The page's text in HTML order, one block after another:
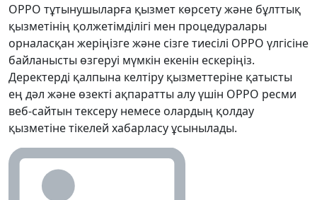
OPPO тұтынушыларға қызмет көрсету және бұлттық
қызметінің қолжетімділігі мен процедуралары
орналасқан жеріңізге және сізге тиесілі OPPO үлгісіне
байланысты өзгеруі мүмкін екенін ескеріңіз.
Деректерді қалпына келтіру қызметтеріне қатысты
ең дәл және өзекті ақпаратты алу үшін OPPO ресми
веб-сайтын тексеру немесе олардың қолдау
қызметіне тікелей хабарласу ұсынылады.